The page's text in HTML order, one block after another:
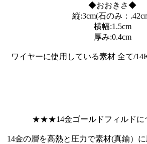
◆おおきさ◆
縦:3cm(石のみ：
横幅:1.5cm
厚み:0.4cm
ワイヤーに使用している素材 全て/
★★★14金ゴールドフィルド
14金の層を高熱と圧力で素材(真鍮）に